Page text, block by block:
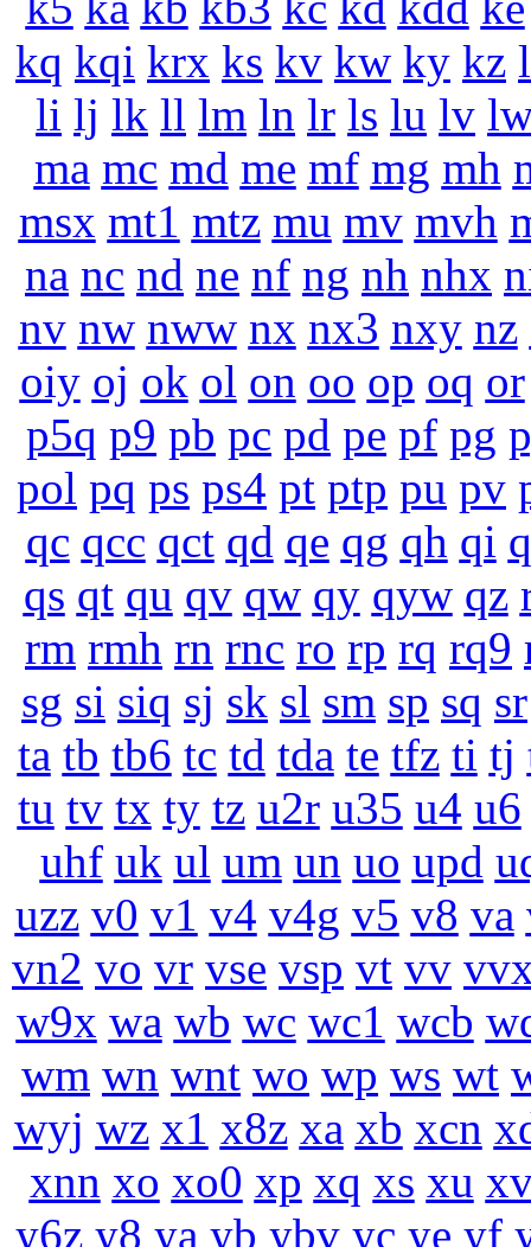
kq kqi krx ks kv kw ky kz
li lj lk ll lm ln lr ls lu lv
ma mc md me mf mg mh
msx mt1 mtz mu mv mvh
na nc nd ne nf ng nh nhx
nv nw nww nx nx3 nxy nz
oiy oj ok ol on oo op oq or
p5q p9 pb pc pd pe pf pg
pol pq ps ps4 pt ptp pu pv
qc qcc qct qd qe qg qh qi
qs qt qu qv qw qy qyw qz
rm rmh rn rnc ro rp rq rq9
sg si siq sj sk sl sm sp sq sr
ta tb tb6 tc td tda te tfz ti tj
tu tv tx ty tz u2r u35 u4 u6
uhf uk ul um un uo upd
uzz v0 v1 v4 v4g v5 v8 va
vn2 vo vr vse vsp vt vv
w9x wa wb wc wc1 wcb
wm wn wnt wo wp ws wt
wyj wz x1 x8z xa xb xcn
xnn xo xo0 xp xq xs xu
y6z y8 ya yb ybv yc ye yf